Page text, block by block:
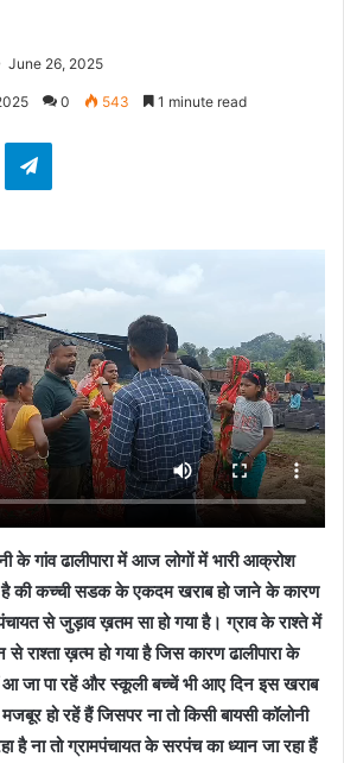
June 26, 2025
0 543 1 minute read
Telegram
के गांव ढालीपारा में आज लोगों में भारी आक्रोश
है की कच्ची सडक के एकदम खराब हो जाने के कारण
से जुड़ाव ख़तम सा हो गया है। ग्राव के राश्ते में
से राश्ता ख़त्म हो गया है जिस कारण ढालीपारा के
आ जा पा रहें और स्कूली बच्चें भी आए दिन इस खराब
हो रहें हैं जिसपर ना तो किसी बायसी कॉलोनी
है ना तो ग्रामपंचायत के सरपंच का ध्यान जा रहा हैं